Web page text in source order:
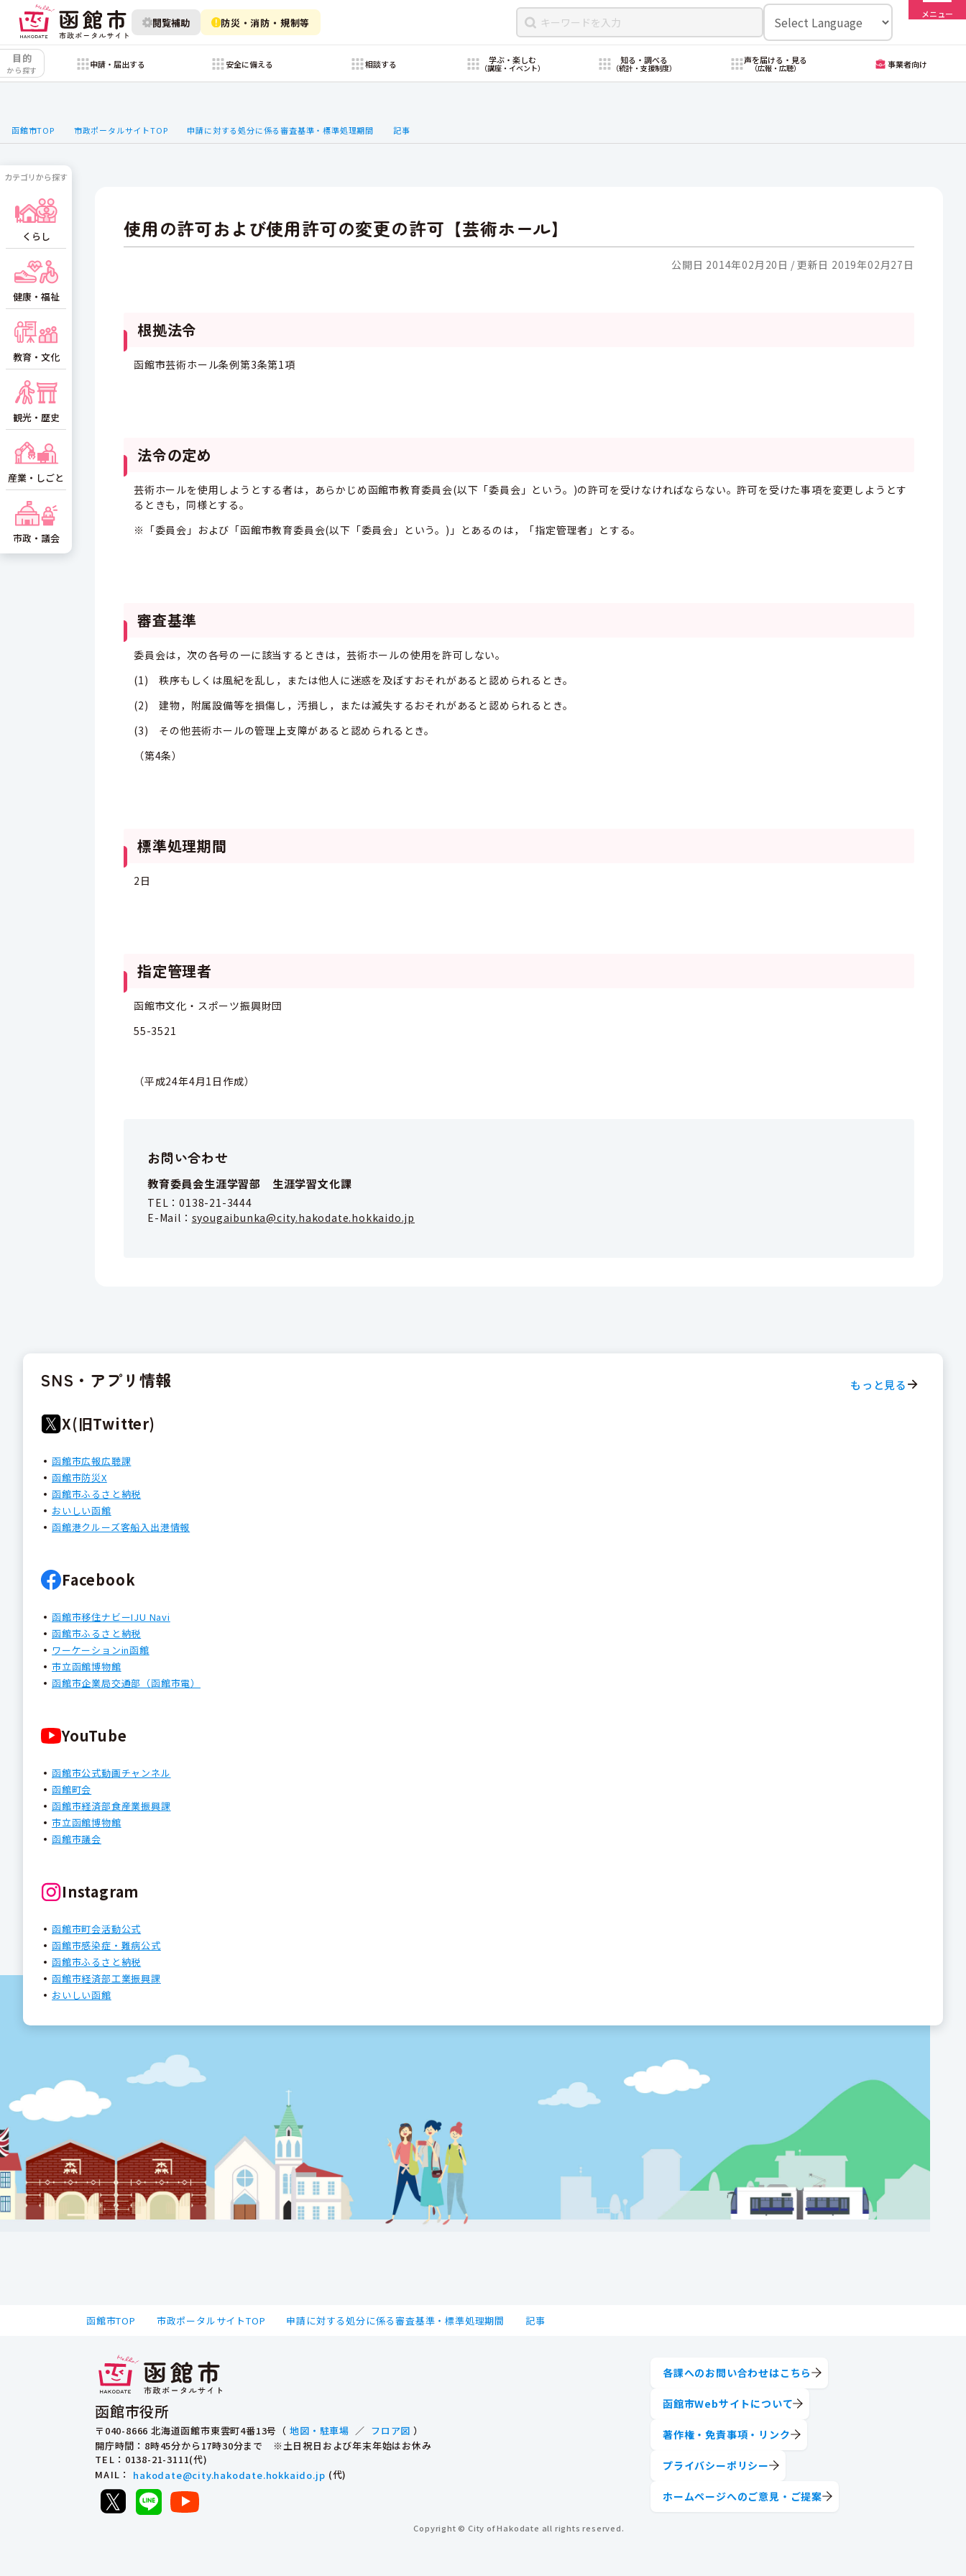
閲覧補助 防災・消防・規制等
メニュー
目的
から探す
申請・届出する 安全に備える 相談する 学ぶ・楽しむ
（講座・イベント）
知る・調べる
（統計・支援制度）
声を届ける・見る
（広報・広聴） 事業者向け
函館市TOP 市政ポータルサイトTOP 申請に対する処分に係る審査基準・標準処理期間 記事
使用の許可および使用許可の変更の許可【芸術ホール】
公開日 2014年02月20日 更新日 2019年02月27日
根拠法令
函館市芸術ホール条例第3条第1項
法令の定め
芸術ホールを使用しようとする者は，あらかじめ函館市教育委員会(以下「委員会」という。)の許可を受けなければならない。許可を受けた事項を変更しようとす
るときも，同様とする。
※「委員会」および「函館市教育委員会(以下「委員会」という。)」とあるのは，「指定管理者」とする。
審査基準
委員会は，次の各号の一に該当するときは，芸術ホールの使用を許可しない。
(1) 秩序もしくは風紀を乱し，または他人に迷惑を及ぼすおそれがあると認められるとき。
(2) 建物，附属設備等を損傷し，汚損し，または滅失するおそれがあると認められるとき。
(3) その他芸術ホールの管理上支障があると認められるとき。
（第4条）
標準処理期間
2日
指定管理者
函館市文化・スポーツ振興財団
55-3521
（平成24年4月1日作成）
お問い合わせ
教育委員会生涯学習部 生涯学習文化課
TEL：0138-21-3444
E-Mail： syougaibunka@city.hakodate.hokkaido.jp
カテゴリから探す
くらし
健康・福祉
教育・文化
観光・歴史
産業・しごと
市政・議会
SNS・アプリ情報 もっと見る
X(旧Twitter)
函館市広報広聴課
函館市防災X
函館市ふるさと納税
おいしい函館
函館港クルーズ客船入出港情報
Facebook
函館市移住ナビーIJU Navi
函館市ふるさと納税
ワーケーションin函館
市立函館博物館
函館市企業局交通部（函館市電）
YouTube
函館市公式動画チャンネル
函館町会
函館市経済部食産業振興課
市立函館博物館
函館市議会
Instagram
函館市町会活動公式
函館市感染症・難病公式
函館市ふるさと納税
函館市経済部工業振興課
おいしい函館
函館市TOP 市政ポータルサイトTOP 申請に対する処分に係る審査基準・標準処理期間 記事
函館市役所
〒040-8666 北海道函館市東雲町4番13号（ 地図・駐車場 ／ フロア図 ）
開庁時間：8時45分から17時30分まで ※土日祝日および年末年始はお休み
TEL ：0138-21-3111(代)
MAIL ： hakodate@city.hakodate.hokkaido.jp (代)
各課へのお問い合わせはこちら
函館市Webサイトについて
著作権・免責事項・リンク
プライバシーポリシー
ホームページへのご意見・ご提案
Copyright © City of Hakodate all rights reserved.